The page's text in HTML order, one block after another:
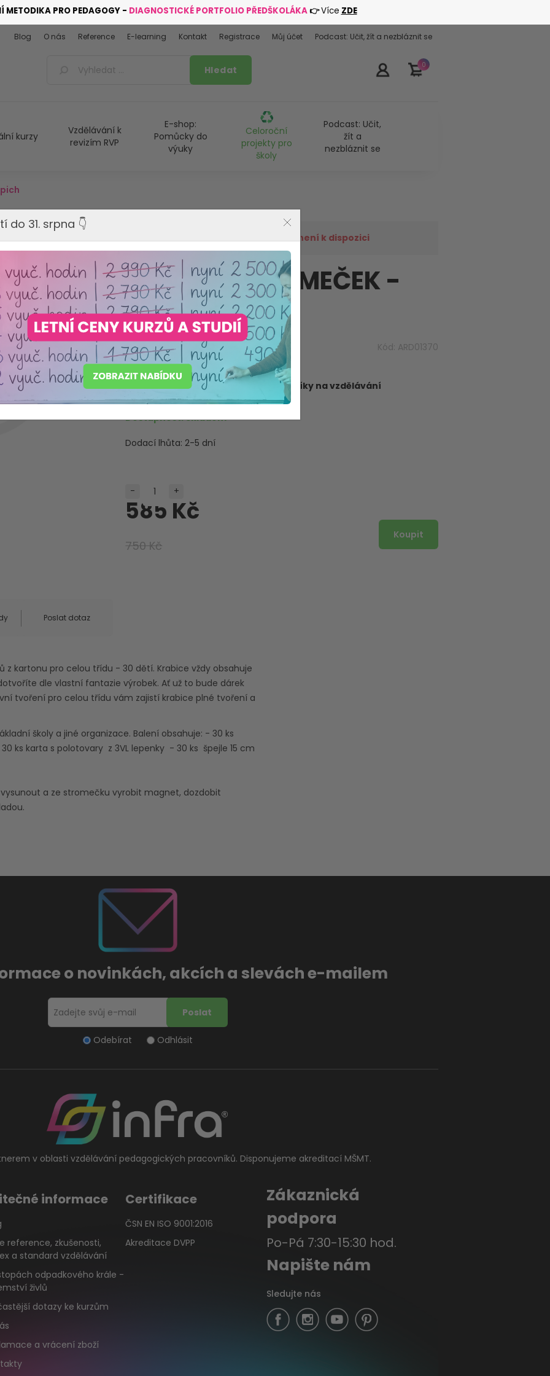
METODIKA PRO PEDAGOGY - DIAGNOSTICKÉ PORTFOLIO PŘEDŠKOLÁKA👉Více ZDE
0
kurzy
Vzdělávání k
revizím RVP
E-shop:
Pomůcky do
výuky
Celoroční
projekty pro
školy
Podcast: Učit,
žít a
nezbláznit se
Blog O nás Reference E-learning Kontakt Registrace Můj účet Podcast: Učit, žít a nezbláznit se
SLEVA 22%
VYPRODÁNO - Tento produkt již není k dispozici
KPT 30 - STROMEČEK -
zápich
Kód: ARD01370
Máme akreditaci
Ministerstva školství ČR
Produkt pečlivě vybraný s odborníky na vzdělávání
Dostupnost:Skladem
Dodací lhůta: 2-5 dní
750 Kč
585 Kč
- +
Poslat dotaz
z kartonu pro celou třídu - 30 dětí. Krabice vždy obsahuje
dle vlastní fantazie výrobek. Ať už to bude dárek
tvoření pro celou třídu vám zajistí krabice plné tvoření a
školy a jiné organizace. Balení obsahuje: - 30 ks
30 ks karta s polotovary z 3VL lepenky - 30 ks špejle 15 cm
a ze stromečku vyrobit magnet, dozdobit
o novinkách, akcích a slevách e-mailem
Odebírat Odhlásit
v oblasti vzdělávání pedagogických pracovníků. Disponujeme akreditací MŠMT.
informace
reference, zkušenosti,
a standard vzdělávání
odpadkového krále -
živlů
dotazy ke kurzům
a vrácení zboží
Certifikace
ČSN EN ISO 9001:2016
Akreditace DVPP
Zákaznická
podpora
Po-Pá 7:30-15:30 hod.
Napište nám
Sledujte nás
do 31. srpna 👇